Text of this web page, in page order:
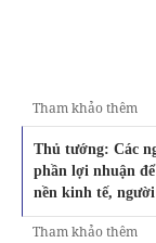
Tham khảo thêm
Thủ tướng: Các
phần lợi nhuận
nền kinh tế,
Tham khảo thêm